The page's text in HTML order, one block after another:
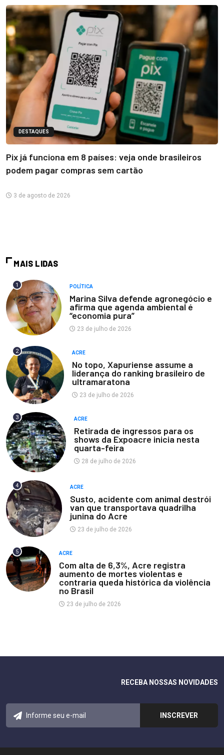
DESTAQUES
Pix já funciona em 8 países: veja onde brasileiros
podem pagar compras sem cartão
3 de agosto de 2026
MAIS LIDAS
1 POLÍTICA
Marina Silva defende agronegócio e
afirma que agenda ambiental é
“economia pura”
23 de julho de 2026
2 ACRE
No topo, Xapuriense assume a
liderança do ranking brasileiro de
ultramaratona
23 de julho de 2026
3 ACRE
Retirada de ingressos para os
shows da Expoacre inicia nesta
quarta-feira
28 de julho de 2026
4 ACRE
Susto, acidente com animal destrói
van que transportava quadrilha
junina do Acre
23 de julho de 2026
5 ACRE
Com alta de 6,3%, Acre registra
aumento de mortes violentas e
contraria queda histórica da violência
no Brasil
23 de julho de 2026
RECEBA NOSSAS NOVIDADES